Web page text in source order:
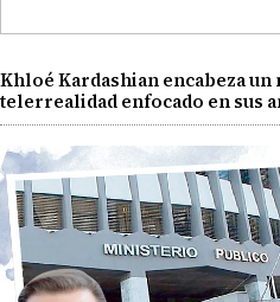
Khloé Kardashian encabeza
telerrealidad enfocado en sus